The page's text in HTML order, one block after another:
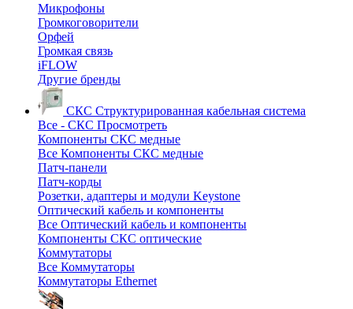
Микрофоны
Громкоговорители
Орфей
Громкая связь
iFLOW
Другие бренды
СКС Структурированная кабельная система
Все - СКС Просмотреть
Компоненты СКС медные
Все Компоненты СКС медные
Патч-панели
Патч-корды
Розетки, адаптеры и модули Keystone
Оптический кабель и компоненты
Все Оптический кабель и компоненты
Компоненты СКС оптические
Коммутаторы
Все Коммутаторы
Коммутаторы Ethernet